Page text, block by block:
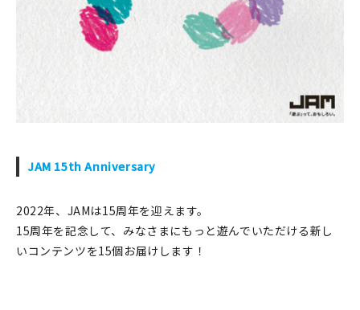
JAM 15th Anniversary
2022年、JAMは15周年を迎えます。
15周年を記念して、みなさまにもっと遊んでいただける新し
いコンテンツを15個お届けします！